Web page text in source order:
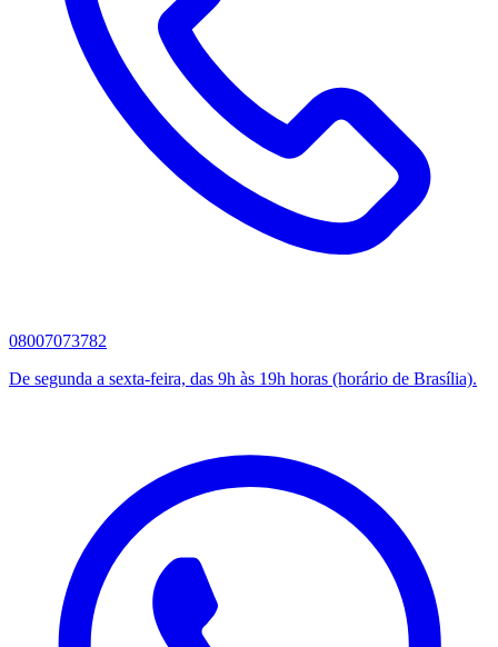
08007073782
De segunda a sexta-feira, das 9h às 19h horas (horário de Brasília).